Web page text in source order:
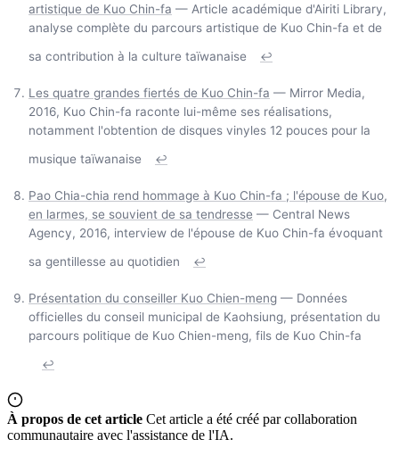
artistique de Kuo Chin-fa — Article académique d'Airiti Library,
analyse complète du parcours artistique de Kuo Chin-fa et de
sa contribution à la culture taïwanaise
↩
Les quatre grandes fiertés de Kuo Chin-fa — Mirror Media,
2016, Kuo Chin-fa raconte lui-même ses réalisations,
notamment l'obtention de disques vinyles 12 pouces pour la
musique taïwanaise
↩
Pao Chia-chia rend hommage à Kuo Chin-fa ; l'épouse de Kuo,
en larmes, se souvient de sa tendresse — Central News
Agency, 2016, interview de l'épouse de Kuo Chin-fa évoquant
sa gentillesse au quotidien
↩
Présentation du conseiller Kuo Chien-meng — Données
officielles du conseil municipal de Kaohsiung, présentation du
parcours politique de Kuo Chien-meng, fils de Kuo Chin-fa
↩
À propos de cet article Cet article a été créé par collaboration
communautaire avec l'assistance de l'IA.